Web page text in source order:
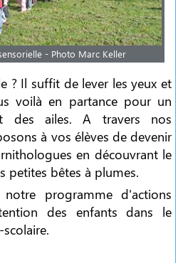
- Photo Marc Keller
? Il suffit de lever les yeux et
voilà en partance pour un
des ailes. A travers nos
à vos élèves de devenir
en découvrant le
petites bêtes à plumes.
programme d'actions
des enfants dans le